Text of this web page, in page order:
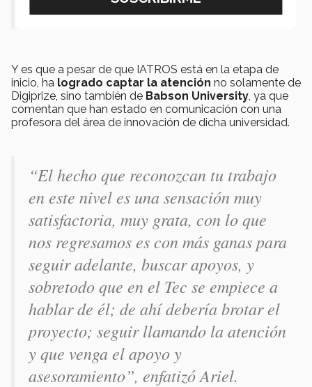
Y es que a pesar de que IATROS está en la etapa de
inicio, ha logrado captar la atención no solamente de
Digiprize, sino también de Babson University, ya que
comentan que han estado en comunicación con una
profesora del área de innovación de dicha universidad.
“El hecho que reconozcan tu trabajo
en este nivel es una sensación muy
satisfactoria, muy grata, con lo que
nos regresamos es con más ganas para
seguir adelante, buscar apoyos, y
sobretodo que en el Tec se empiece a
hablar de él; de ahí debería brotar el
proyecto; seguir llamando la atención
y que venga el apoyo y
asesoramiento”, enfatizó Ariel.